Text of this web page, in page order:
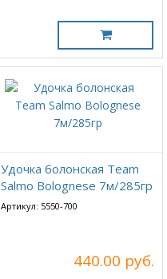
Удочка болонская Team
Salmo Bolognese 7м/285гр
Артикул: 5550-700
440.00 руб.